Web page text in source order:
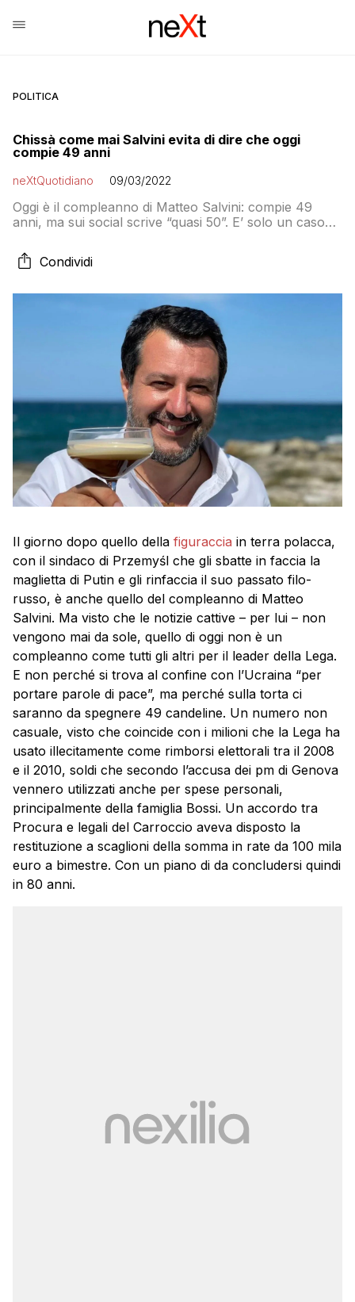
POLITICA
Chissà come mai Salvini evita di dire che oggi
compie 49 anni
neXtQuotidiano 09/03/2022
Oggi è il compleanno di Matteo Salvini: compie 49
anni, ma sui social scrive “quasi 50”. E’ solo un caso
coincide con i milioni di euro che la Lega deve
restituire allo Stato?
Condividi
Il giorno dopo quello della figuraccia in terra polacca,
con il sindaco di Przemyśl che gli sbatte in faccia la
maglietta di Putin e gli rinfaccia il suo passato filo-
russo, è anche quello del compleanno di Matteo
Salvini. Ma visto che le notizie cattive – per lui – non
vengono mai da sole, quello di oggi non è un
compleanno come tutti gli altri per il leader della Lega.
E non perché si trova al confine con l’Ucraina “per
portare parole di pace”, ma perché sulla torta ci
saranno da spegnere 49 candeline. Un numero non
casuale, visto che coincide con i milioni che la Lega ha
usato illecitamente come rimborsi elettorali tra il 2008
e il 2010, soldi che secondo l’accusa dei pm di Genova
vennero utilizzati anche per spese personali,
principalmente della famiglia Bossi. Un accordo tra
Procura e legali del Carroccio aveva disposto la
restituzione a scaglioni della somma in rate da 100 mila
euro a bimestre. Con un piano di da concludersi quindi
in 80 anni.